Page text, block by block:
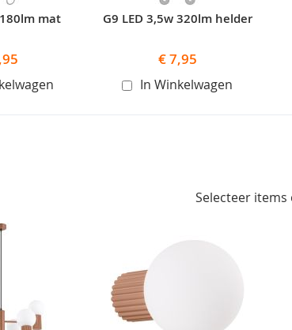
mat G9 LED 3,5w 320lm helder
€ 7,95
In Winkelwagen
Selecteer